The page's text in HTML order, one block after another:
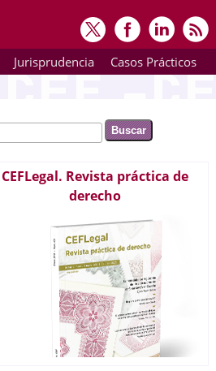
Jurisprudencia Casos Prácticos
de búsqueda
CEFLegal. Revista práctica de
derecho